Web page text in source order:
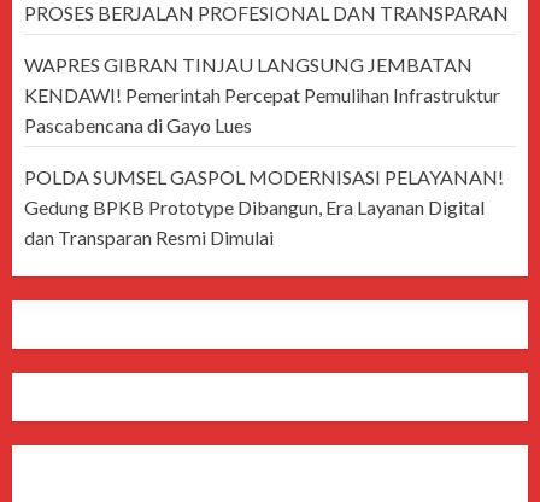
PROSES BERJALAN PROFESIONAL DAN TRANSPARAN
WAPRES GIBRAN TINJAU LANGSUNG JEMBATAN
KENDAWI! Pemerintah Percepat Pemulihan Infrastruktur
Pascabencana di Gayo Lues
POLDA SUMSEL GASPOL MODERNISASI PELAYANAN!
Gedung BPKB Prototype Dibangun, Era Layanan Digital
dan Transparan Resmi Dimulai